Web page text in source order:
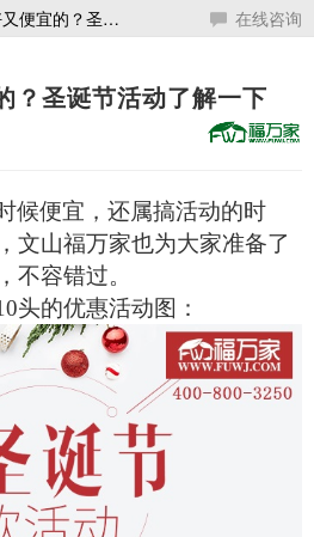
三七质量好又便宜的？圣诞节活动了解一下 在线咨询
？圣诞节活动了解一下
候便宜，还属搞活动的时
文山福万家也为大家准备了
不容错过。
头的优惠活动图：